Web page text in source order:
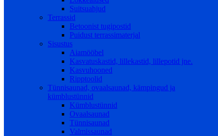
Suitsuahjud
Terrassid
Betoonist tugipostid
Puidust terrassimaterjal
Sisustus
Aiamööbel
Kasvatuskastid, lillekastid, lillepotid jne.
Kasvuhooned
Ripptoolid
Tünnisaunad, ovaalsaunad, kämpingud ja
kümblustünnid
Kümblustünnid
Ovaalsaunad
Tünnisaunad
Valmissaunad